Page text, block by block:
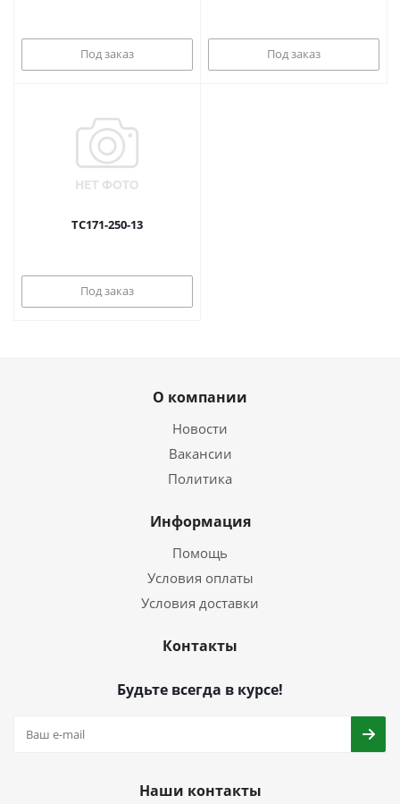
Под заказ Под заказ
ТС171-250-13
Под заказ
О компании
Новости
Вакансии
Политика
Информация
Помощь
Условия оплаты
Условия доставки
Контакты
Будьте всегда в курсе!
Наши контакты